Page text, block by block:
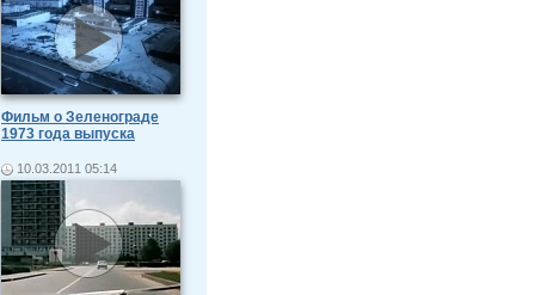
Фильм о Зеленограде
1973 года выпуска
10.03.2011 05:14